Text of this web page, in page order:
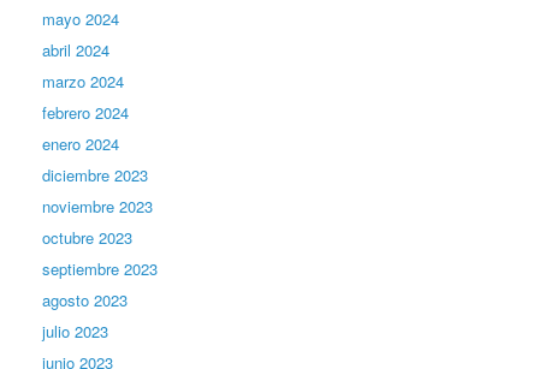
mayo 2024
abril 2024
marzo 2024
febrero 2024
enero 2024
diciembre 2023
noviembre 2023
octubre 2023
septiembre 2023
agosto 2023
julio 2023
junio 2023